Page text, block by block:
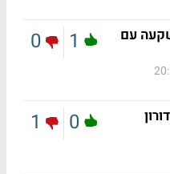
עם
1
0
0
1